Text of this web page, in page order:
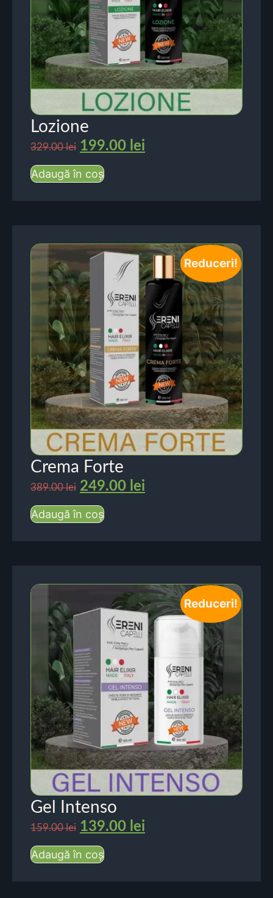
Lozione
329.00lei 199.00 lei
Adaugă în coș
Reduceri!
Crema Forte
389.00lei 249.00 lei
Adaugă în coș
Reduceri!
Gel Intenso
159.00lei 139.00 lei
Adaugă în coș